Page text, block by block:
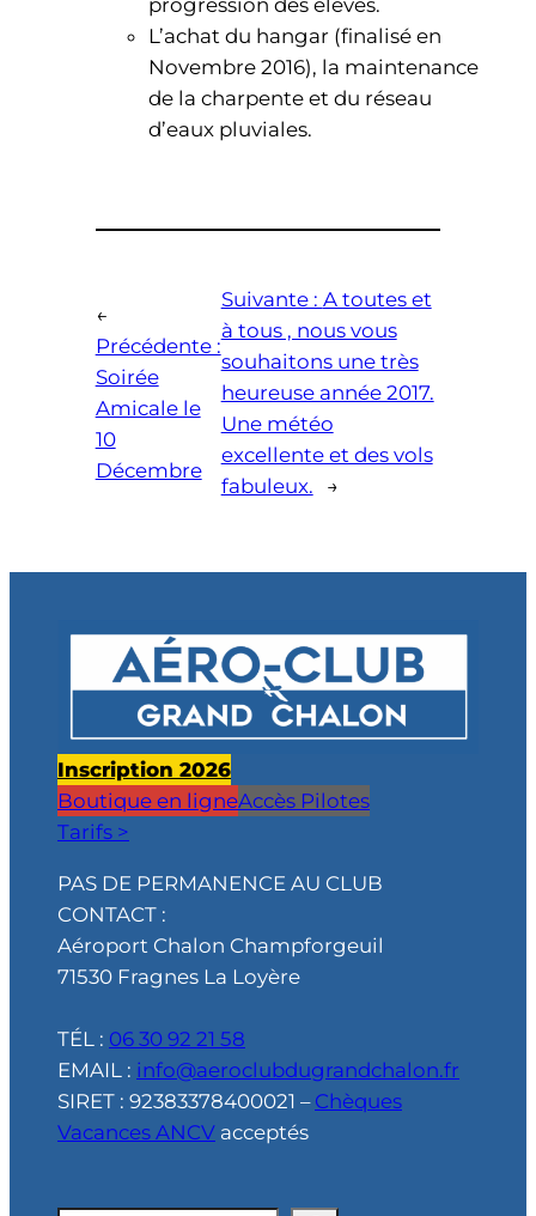
L’achat du hangar (finalisé en
Novembre 2016), la maintenance
de la charpente et du réseau
d’eaux pluviales.
←
Précédente :
Soirée
Amicale le
10
Décembre
Suivante : A toutes et
à tous , nous vous
souhaitons une très
heureuse année 2017.
Une météo
excellente et des vols
fabuleux.
→
Inscription 2026
Boutique en ligneAccès Pilotes
Tarifs >
PAS DE PERMANENCE AU CLUB
CONTACT :
Aéroport Chalon Champforgeuil
71530 Fragnes La Loyère
TÉL : 06 30 92 21 58
EMAIL : info@aeroclubdugrandchalon.fr
SIRET : 92383378400021 – Chèques
Vacances ANCV acceptés